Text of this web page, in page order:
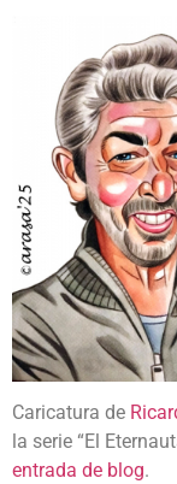
Caricatura de
la serie “El
entrada de blog.